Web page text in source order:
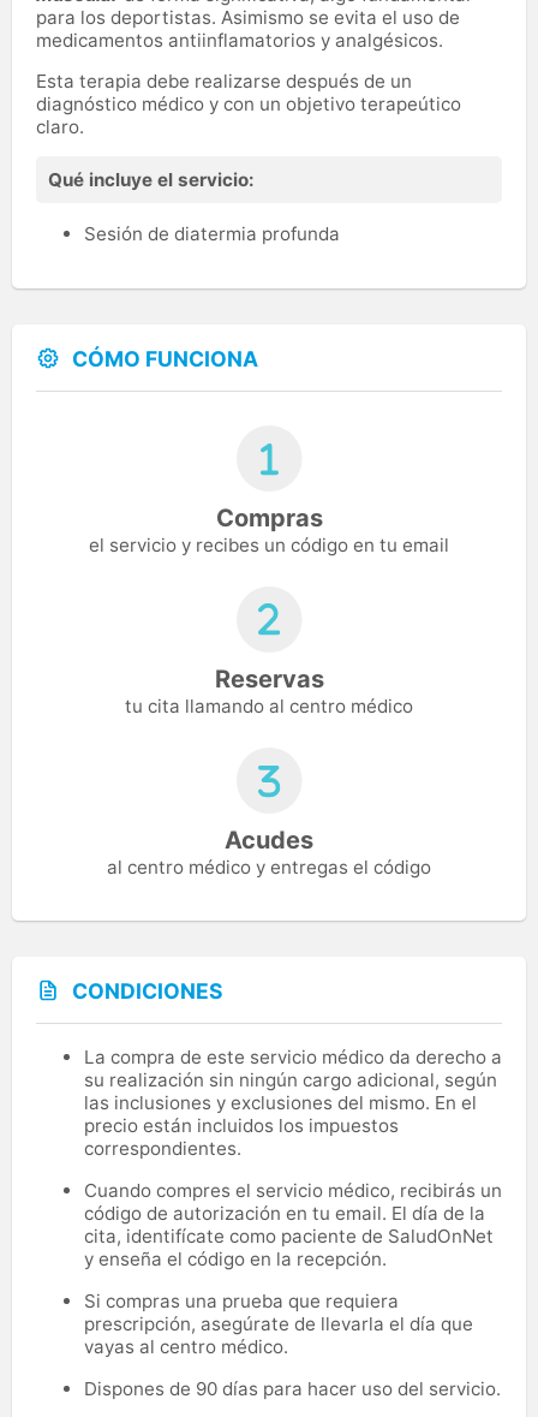
para los deportistas. Asimismo se evita el uso de
medicamentos antiinflamatorios y analgésicos.
Esta terapia debe realizarse después de un
diagnóstico médico y con un objetivo terapeútico
claro.
Qué incluye el servicio:
Sesión de diatermia profunda
CÓMO FUNCIONA
Compras
el servicio y recibes un código en tu email
Reservas
tu cita llamando al centro médico
Acudes
al centro médico y entregas el código
CONDICIONES
La compra de este servicio médico da derecho a
su realización sin ningún cargo adicional, según
las inclusiones y exclusiones del mismo. En el
precio están incluidos los impuestos
correspondientes.
Cuando compres el servicio médico, recibirás un
código de autorización en tu email. El día de la
cita, identifícate como paciente de SaludOnNet
y enseña el código en la recepción.
Si compras una prueba que requiera
prescripción, asegúrate de llevarla el día que
vayas al centro médico.
Dispones de 90 días para hacer uso del servicio.